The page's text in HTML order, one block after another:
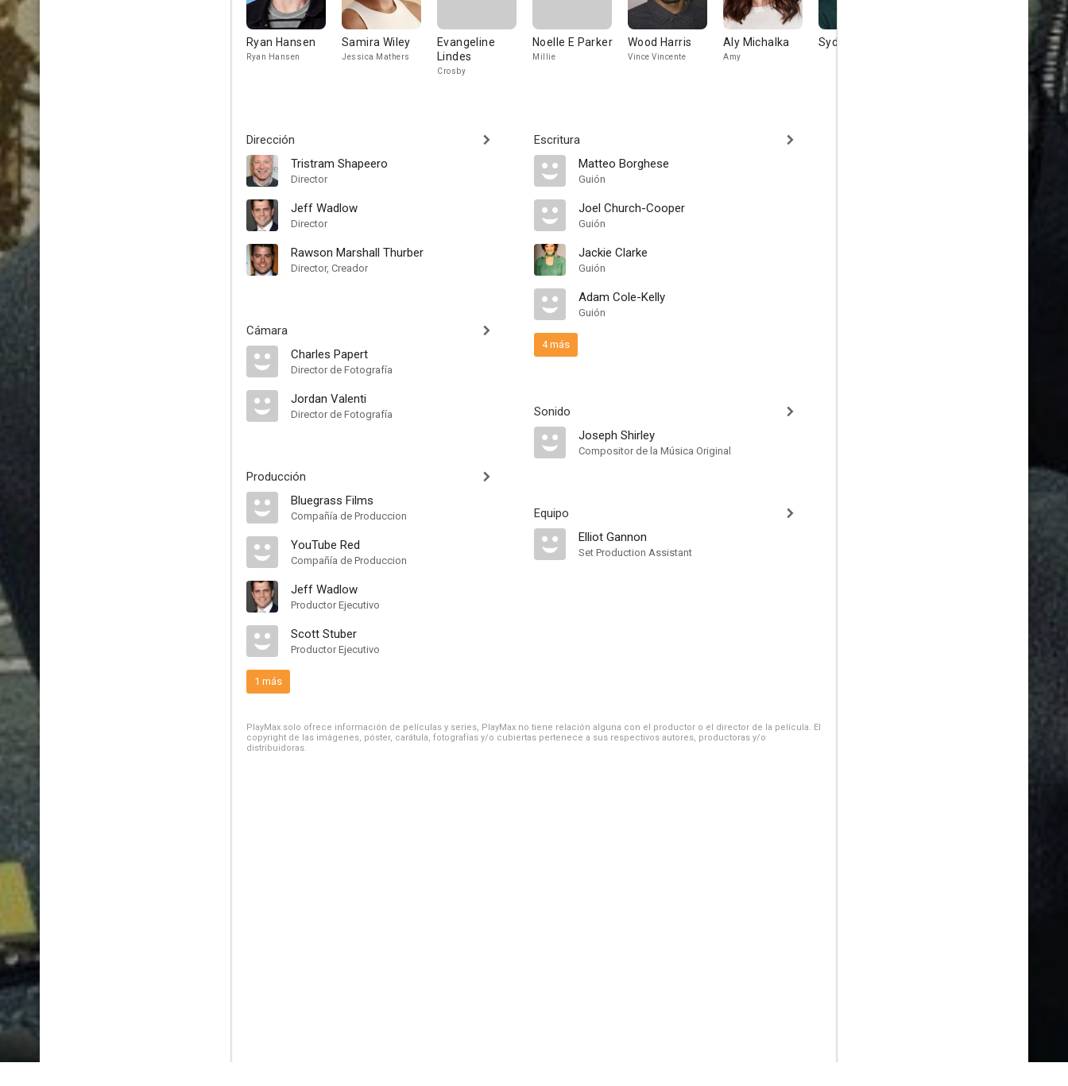
Ryan Hansen
Ryan Hansen
Samira Wiley
Jessica Mathers
Evangeline
Lindes
Crosby
Noelle E Parker
Millie
Wood Harris
Vince Vincente
Aly Michalka
Amy
Sydney Brower Karen
Dirección
Tristram Shapeero
Director
Jeff Wadlow
Director
Rawson Marshall Thurber
Director, Creador
Cámara
Charles Papert
Director de Fotografía
Jordan Valenti
Director de Fotografía
Producción
Bluegrass Films
Compañía de Produccion
YouTube Red
Compañía de Produccion
Jeff Wadlow
Productor Ejecutivo
Scott Stuber
Productor Ejecutivo
1 más
Escritura
Matteo Borghese
Guión
Joel Church-Cooper
Guión
Jackie Clarke
Guión
Adam Cole-Kelly
Guión
4 más
Sonido
Joseph Shirley
Compositor de la Música Original
Equipo
Elliot Gannon
Set Production Assistant
PlayMax solo ofrece información de películas y series, PlayMax no tiene relación alguna con el productor o el director de la película. El
copyright de las imágenes, póster, carátula, fotografías y/o cubiertas pertenece a sus respectivos autores, productoras y/o
distribuidoras.